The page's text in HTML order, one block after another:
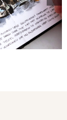
2021